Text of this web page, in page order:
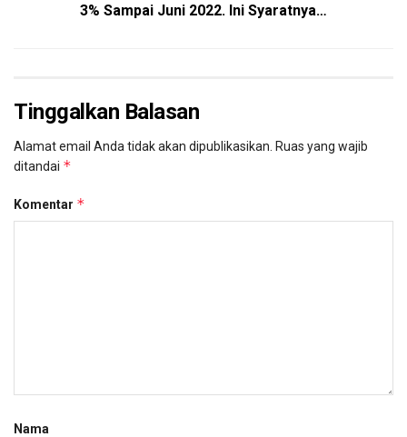
3% Sampai Juni 2022. Ini Syaratnya…
Tinggalkan Balasan
Alamat email Anda tidak akan dipublikasikan. Ruas yang wajib
ditandai *
Komentar *
Nama